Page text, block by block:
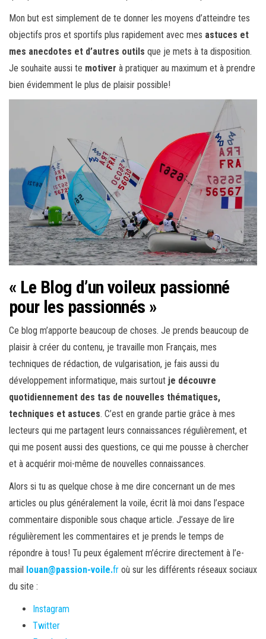
Mon but est simplement de te donner les moyens d’atteindre tes
objectifs pros et sportifs plus rapidement avec mes astuces et
mes anecdotes et d’autres outils que je mets à ta disposition.
Je souhaite aussi te motiver à pratiquer au maximum et à prendre
bien évidemment le plus de plaisir possible!
« Le Blog d’un voileux passionné
pour les passionnés »
Ce blog m’apporte beaucoup de choses. Je prends beaucoup de
plaisir à créer du contenu, je travaille mon Français, mes
techniques de rédaction, de vulgarisation, je fais aussi du
développement informatique, mais surtout je découvre
quotidiennement des tas de nouvelles thématiques,
techniques et astuces. C’est en grande partie grâce à mes
lecteurs qui me partagent leurs connaissances régulièrement, et
qui me posent aussi des questions, ce qui me pousse à chercher
et à acquérir moi-même de nouvelles connaissances.
Alors si tu as quelque chose à me dire concernant un de mes
articles ou plus généralement la voile, écrit là moi dans l’espace
commentaire disponible sous chaque article. J’essaye de lire
régulièrement les commentaires et je prends le temps de
répondre à tous! Tu peux également m’écrire directement à l’e-
mail louan@passion-voile.fr où sur les différents réseaux sociaux
du site :
Instagram
Twitter